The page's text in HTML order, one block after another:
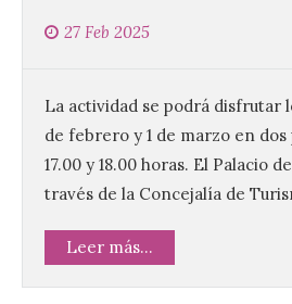
27 Feb 2025
La actividad se podrá disfrutar
de febrero y 1 de marzo en dos
17.00 y 18.00 horas. El Palacio
través de la Concejalía de
Leer más...